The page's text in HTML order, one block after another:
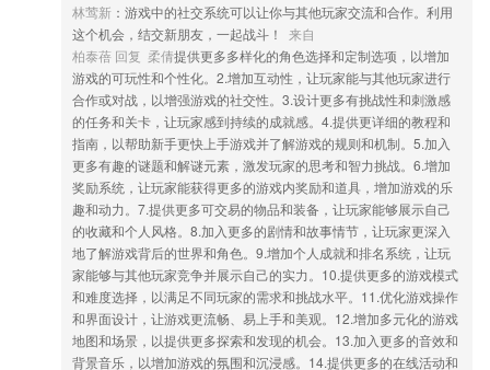
更换64位包，更改字体库
联系我们
以上就是pp电子崛起的武士的介绍，如果您喜欢这款软件，您可以到应
用商店进行打分评论，说出您的使用经历，以帮助我们更好的对产品进行
优化修改。
林莺新 ：游戏中的社交系统可以让你与其他玩家交流和合作。利用
这个机会，结交新朋友，一起战斗！
来自
柏泰蓓 回复 柔倩提供更多多样化的角色选择和定制选项，以增加
游戏的可玩性和个性化。2.增加互动性，让玩家能与其他玩家进行
合作或对战，以增强游戏的社交性。3.设计更多有挑战性和刺激感
的任务和关卡，让玩家感到持续的成就感。4.提供更详细的教程和
指南，以帮助新手更快上手游戏并了解游戏的规则和机制。5.加入
更多有趣的谜题和解谜元素，激发玩家的思考和智力挑战。6.增加
奖励系统，让玩家能获得更多的游戏内奖励和道具，增加游戏的乐
趣和动力。7.提供更多可交易的物品和装备，让玩家能够展示自己
的收藏和个人风格。8.加入更多的剧情和故事情节，让玩家更深入
地了解游戏背后的世界和角色。9.增加个人成就和排名系统，让玩
家能够与其他玩家竞争并展示自己的实力。10.提供更多的游戏模式
和难度选择，以满足不同玩家的需求和挑战水平。11.优化游戏操作
和界面设计，让游戏更流畅、易上手和美观。12.增加多元化的游戏
地图和场景，以提供更多探索和发现的机会。13.加入更多的音效和
背景音乐，以增加游戏的氛围和沉浸感。14.提供更多的在线活动和